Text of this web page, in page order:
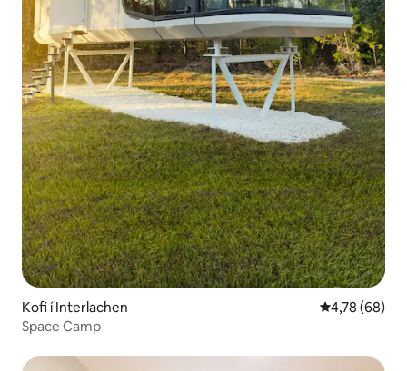
Kofi í Interlachen 4,78 af 5 í
4,78 (68)
Space Camp